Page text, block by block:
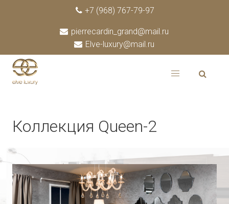
+7 (968) 767-79-97
pierrecardin_grand@mail.ru
Elve-luxury@mail.ru
Коллекция Queen-2